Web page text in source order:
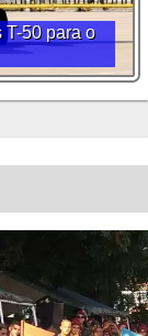
T-50 para o